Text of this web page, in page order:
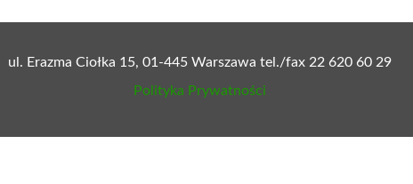
ul. Erazma Ciołka 15, 01-445 Warszawa tel./fax 22 620 60 29
Polityka Prywatności